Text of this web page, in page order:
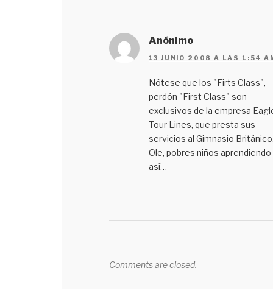
Anónimo
13 JUNIO 2008 A LAS 1:54
Nótese que los "Firts Class",
perdón "First Class" son
exclusivos de la empresa
Tour Lines, que presta sus
servicios al Gimnasio
Ole, pobres niños aprendiendo
así…
Comments are closed.